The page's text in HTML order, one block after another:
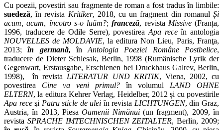
Cu poezii, povestiri sau fragmente de roman a fost tradus în limbile:
suedeză, în revista Kritiker, 2018, cu un fragment din romanulȘi
acum, acum, încotro s-o luăm?;franceză, revista Missive(Franța,
1996, traducere de Odile Serre), povestirea Apa receîn antologia
NOUVELLES de MOLDAVIE, la editura Non Lieu, Paris, Franţa,
2013;în germană,înAntologia Poeziei Române Postbelice,
traducere de Dieter Schlesak, Berlin, 1998 (Rumänische Lyrik der
Gegenwart, Erstausgabe, Erschienen bei Druckhaus Galrev, Berlin,
1998), în revista LITERATUR UND KRITIK, Viena, 2002, cu
povestirea Cine va veni primul? în volumul LAND OHNE
ELTERN, la editura Kehrer Verlag, Heidelber, 2012 și cu povestirile
Apa receşi Patru sticle de ulei în revista LICHTUNGEN, din Graz,
Austria, în 2013, PiesaOamenii Nimănui(un fragment), 2009, în
revista SPRACHE IMTECHNISCHEN ZEITALTER, Berlin, 2009;